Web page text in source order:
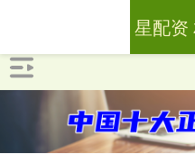
星配资